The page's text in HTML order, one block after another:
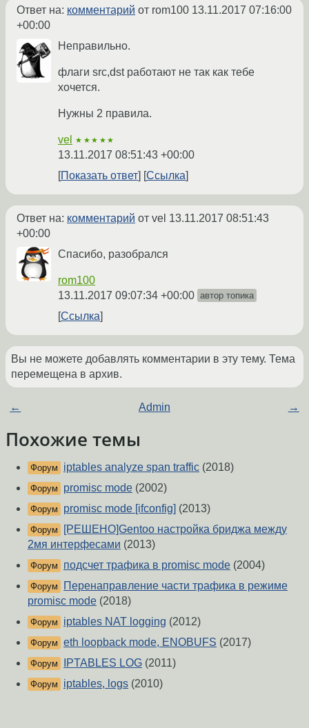
Ответ на: комментарий от rom100 13.11.2017 07:16:00
+00:00
Неправильно.
флаги src,dst работают не так как тебе
хочется.
Нужны 2 правила.
vel ★★★★★
13.11.2017 08:51:43 +00:00
Показать ответ
Ссылка
Ответ на: комментарий от vel 13.11.2017 08:51:43
+00:00
Спасибо, разобрался
rom100
13.11.2017 09:07:34 +00:00 автор топика
Ссылка
Вы не можете добавлять комментарии в эту тему. Тема
перемещена в архив.
← Admin →
Похожие темы
Форум iptables analyze span traffic (2018)
Форум promisc mode (2002)
Форум promisc mode [ifconfig] (2013)
Форум
[РЕШЕНО]Gentoo настройка бриджа между
2мя интерфесами (2013)
Форум подсчет трафика в promisc mode (2004)
Форум
Перенаправление части трафика в режиме
promisc mode (2018)
Форум iptables NAT logging (2012)
Форум eth loopback mode, ENOBUFS (2017)
Форум IPTABLES LOG (2011)
Форум iptables, logs (2010)